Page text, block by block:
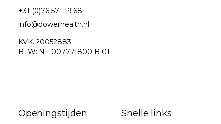
+31 (0)76 571 19 68
info@powerhealth.nl
KVK: 20052883
BTW: NL 007771800 B 01
Openingstijden Snelle links